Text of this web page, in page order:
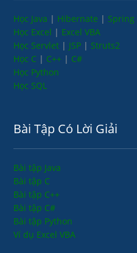
Học Java | Hibernate | Spring
Học Excel | Excel VBA
Học Servlet | JSP | Struts2
Học C | C++ | C#
Học Python
Học SQL
Bài Tập Có Lời Giải
Bài tập Java
Bài tập C
Bài tập C++
Bài tập C#
Bài tập Python
Ví dụ Excel VBA